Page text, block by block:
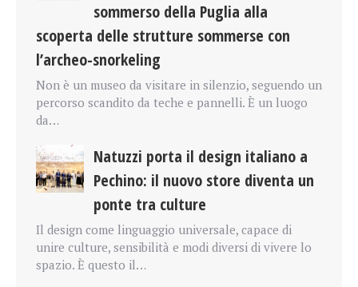
sommerso della Puglia alla
scoperta delle strutture sommerse con
l’archeo-snorkeling
Non è un museo da visitare in silenzio, seguendo un
percorso scandito da teche e pannelli. È un luogo
da…
Natuzzi porta il design italiano a
Pechino: il nuovo store diventa un
ponte tra culture
Il design come linguaggio universale, capace di
unire culture, sensibilità e modi diversi di vivere lo
spazio. È questo il…